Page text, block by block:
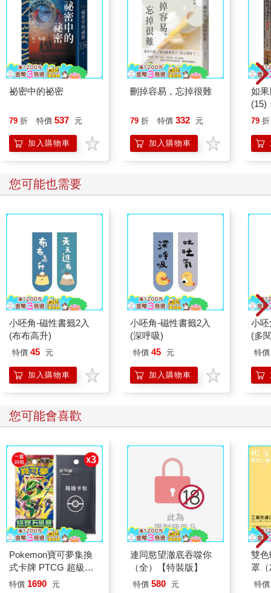
祕密中的祕密
79 折 特價 537 元
加入購物車
刪掉容易，忘掉很難
79 折 特價 332 元
加入購物車
如
(15)
貓
79 折
您可能也需要
小呸角-磁性書籤2入
(布布高升)
特價 45 元
加入購物車
小呸角-磁性書籤2入
(深呼吸)
特價 45 元
加入購物車
小
(多
特價
您可能會喜歡
Pokemon寶可夢集換
式卡牌 PTCG 超級進
化 擴充包 綠寶石風暴
特價 1690 元
連同慾望澈底吞噬你
（全）【特裝版】
特價 580 元
雙
罩（
特價